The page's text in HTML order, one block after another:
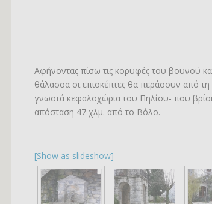
Αφήνοντας πίσω τις κορυφές του βουνού
θάλασσα οι επισκέπτες θα περάσουν από
γνωστά κεφαλοχώρια του Πηλίου- που
απόσταση 47 χλμ. από το Βόλο.
[Show as slideshow]